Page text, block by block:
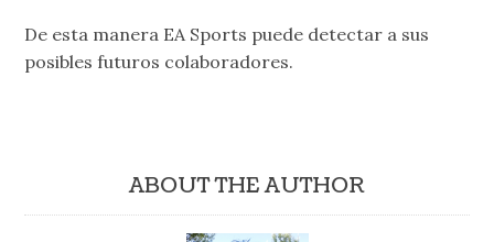
De esta manera EA Sports puede detectar a sus
posibles futuros colaboradores.
ABOUT THE AUTHOR